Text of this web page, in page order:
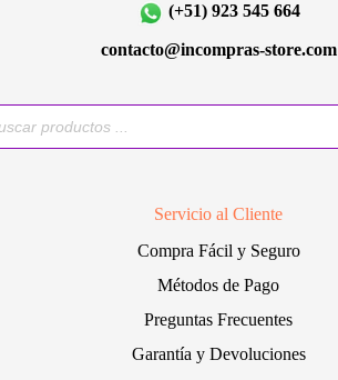
página
producto
(+51) 923 545 664
contacto@incompras-store.com
Servicio al Cliente
Compra Fácil y Seguro
Métodos de Pago
Preguntas Frecuentes
Garantía y Devoluciones